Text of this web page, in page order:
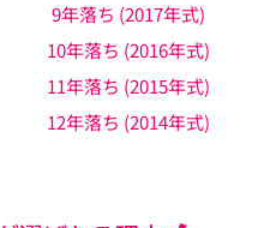
9年落ち (2017年式)
10年落ち (2016年式)
11年落ち (2015年式)
12年落ち (2014年式)